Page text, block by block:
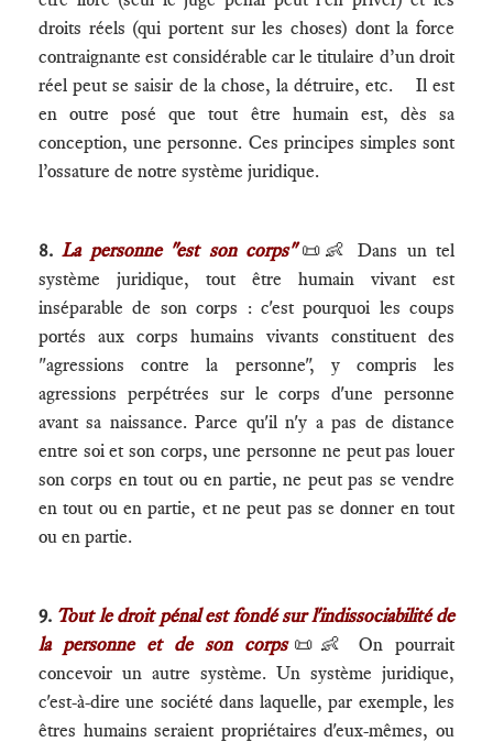
droits réels (qui portent sur les choses) dont la force
contraignante est considérable car le titulaire d’un droit
réel peut se saisir de la chose, la détruire, etc. Il est
en outre posé que tout être humain est, dès sa
conception, une personne. Ces principes simples sont
l’ossature de notre système juridique.
8.La personne "est son corps"📜👶 Dans un tel
système juridique, tout être humain vivant est
inséparable de son corps : c'est pourquoi les coups
portés aux corps humains vivants constituent des
"agressions contre la personne", y compris les
agressions perpétrées sur le corps d'une personne
avant sa naissance. Parce qu'il n'y a pas de distance
entre soi et son corps, une personne ne peut pas louer
son corps en tout ou en partie, ne peut pas se vendre
en tout ou en partie, et ne peut pas se donner en tout
ou en partie.
9. Tout le droit pénal est fondé sur l'indissociabilité de
la personne et de son corps📜👶 On pourrait
concevoir un autre système. Un système juridique,
c'est-à-dire une société dans laquelle, par exemple, les
êtres humains seraient propriétaires d'eux-mêmes, ou